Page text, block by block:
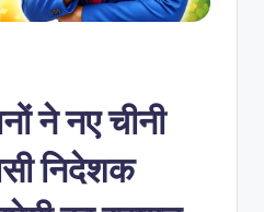
ने नए चीनी
निदेशक